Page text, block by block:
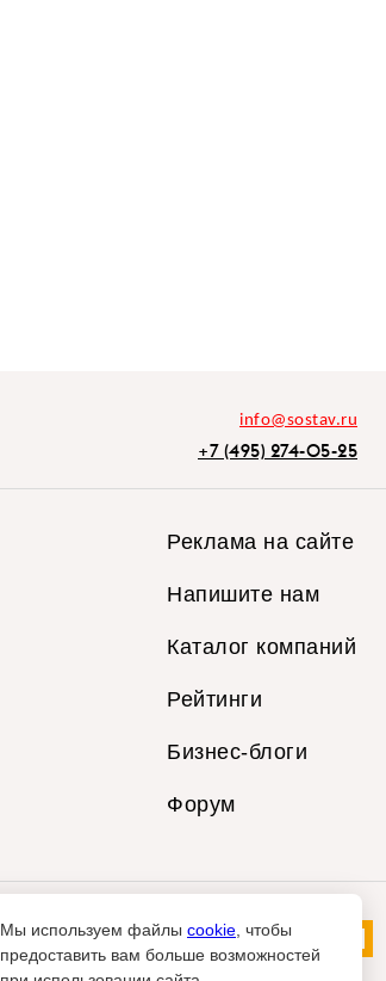
info@sostav.ru
+7 (495) 274-05-25
Реклама на сайте
Напишите нам
Каталог компаний
Рейтинги
Бизнес-блоги
Форум
Мы используем файлы cookie , чтобы
предоставить вам больше возможностей